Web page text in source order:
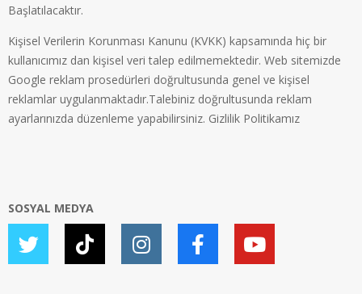
Başlatılacaktır.
Kişisel Verilerin Korunması Kanunu (KVKK) kapsamında hiç bir
kullanıcımız dan kişisel veri talep edilmemektedir. Web sitemizde
Google reklam prosedürleri doğrultusunda genel ve kişisel
reklamlar uygulanmaktadır.Talebiniz doğrultusunda reklam
ayarlarınızda düzenleme yapabilirsiniz. Gizlilik Politikamız
SOSYAL MEDYA